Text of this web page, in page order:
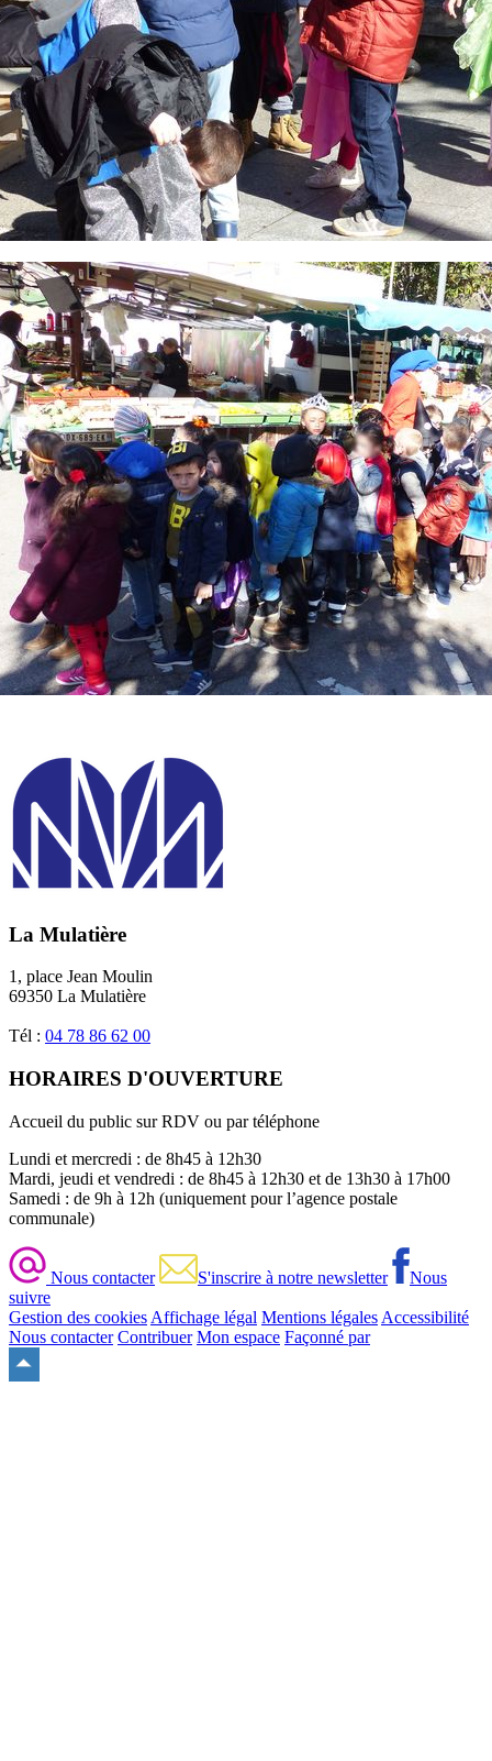
La Mulatière
1, place Jean Moulin
69350 La Mulatière
Tél : 04 78 86 62 00
HORAIRES D'OUVERTURE
Accueil du public sur RDV ou par téléphone
Lundi et mercredi : de 8h45 à 12h30
Mardi, jeudi et vendredi : de 8h45 à 12h30 et de 13h30 à 17h00
Samedi : de 9h à 12h (uniquement pour l’agence postale
communale)
Nous contacter S'inscrire à notre newsletter
Nous
suivre
Gestion des cookies Affichage légal Mentions légales Accessibilité
Nous contacter Contribuer Mon espace Façonné par